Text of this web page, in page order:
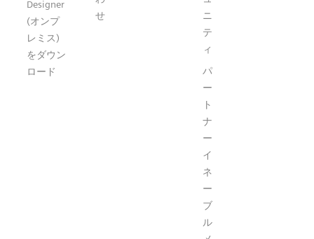
Designer
(オンプ
レミス)
をダウン
ロード
せ
ニ
テ
ィ
パ
ー
ト
ナ
ー
イ
ネ
ー
ブ
ル